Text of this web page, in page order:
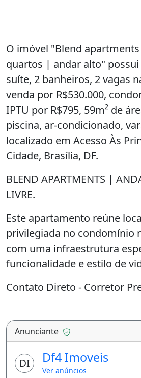
O imóvel "Blend
quartos | andar alto"
suíte, 2 banheiros, 2 vagas
venda por R$530.000,
IPTU por R$795, 59m² de
piscina, ar-condicionado,
localizado em Acesso Às
Cidade, Brasília, DF.
BLEND APARTMENTS |
LIVRE.
Este apartamento reúne
privilegiada no condomínio
com uma infraestrutura
funcionalidade e estilo de
Contato Direto - Corretor
# Análise do Estado Atual
- Sala e Varanda: O
ótima iluminação natural,
Anunciante
DI Df4 Imoveis
Ver anúncios